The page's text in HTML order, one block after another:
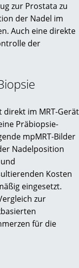
zur Prostata zu
der Nadel im
Auch eine direkte
der
im MRT-Gerät
Präbiopsie-
mpMRT-Bilder
Nadelposition
Kosten
eingesetzt.
zur
für die